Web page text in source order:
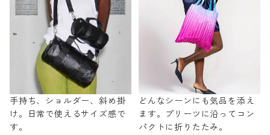
手持ち、ショルダー、斜め掛
け。日常で使えるサイズ感で
す。
どんなシーンにも気品を添え
ます。プリーツに沿ってコン
パクトに折りたたみ。